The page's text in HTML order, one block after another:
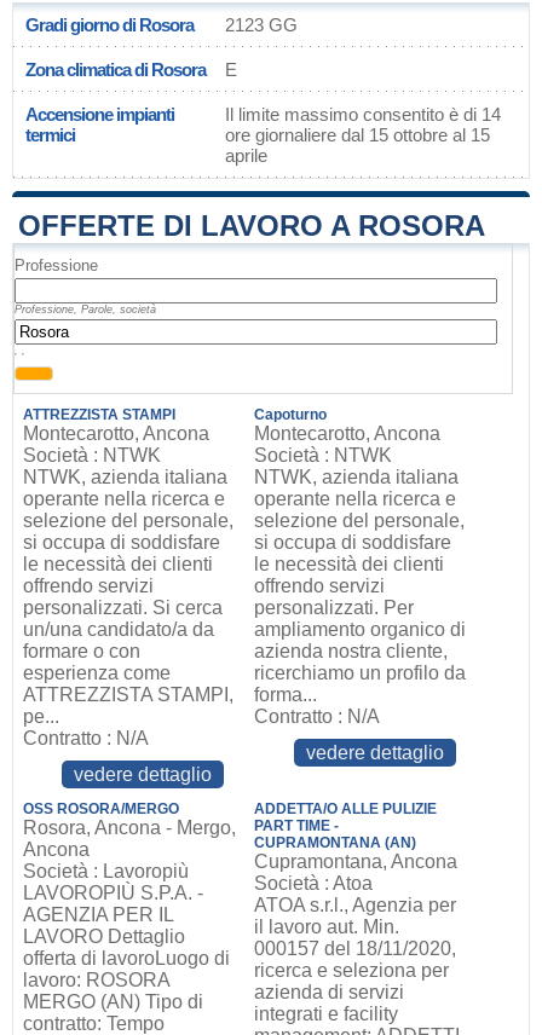
Gradi giorno di Rosora 2123 GG
Zona climatica di Rosora E
Accensione impianti
termici
Il limite massimo consentito è di 14
ore giornaliere dal 15 ottobre al 15
aprile
OFFERTE DI LAVORO A ROSORA
Professione
Professione, Parole, società
, ,
ATTREZZISTA STAMPI
Montecarotto, Ancona
Società : NTWK
NTWK, azienda italiana
operante nella ricerca e
selezione del personale,
si occupa di soddisfare
le necessità dei clienti
offrendo servizi
personalizzati. Si cerca
un/una candidato/a da
formare o con
esperienza come
ATTREZZISTA STAMPI,
pe...
Contratto : N/A
vedere dettaglio
Capoturno
Montecarotto, Ancona
Società : NTWK
NTWK, azienda italiana
operante nella ricerca e
selezione del personale,
si occupa di soddisfare
le necessità dei clienti
offrendo servizi
personalizzati. Per
ampliamento organico di
azienda nostra cliente,
ricerchiamo un profilo da
forma...
Contratto : N/A
vedere dettaglio
OSS ROSORA/MERGO
Rosora, Ancona - Mergo,
Ancona
Società : Lavoropiù
LAVOROPIÙ S.P.A. -
AGENZIA PER IL
LAVORO Dettaglio
offerta di lavoroLuogo di
lavoro: ROSORA
MERGO (AN) Tipo di
contratto: Tempo
ADDETTA/O ALLE PULIZIE
PART TIME -
CUPRAMONTANA (AN)
Cupramontana, Ancona
Società : Atoa
ATOA s.r.l., Agenzia per
il lavoro aut. Min.
000157 del 18/11/2020,
ricerca e seleziona per
azienda di servizi
integrati e facility